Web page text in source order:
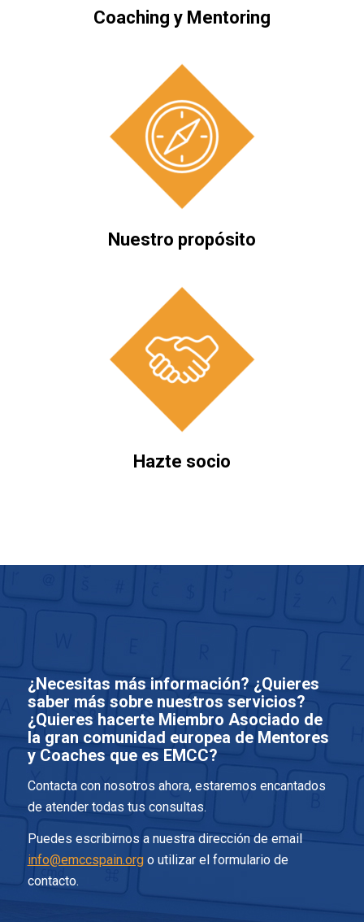
Coaching y Mentoring
Nuestro propósito
Hazte socio
¿Necesitas más información? ¿Quieres
saber más sobre nuestros servicios?
¿Quieres hacerte Miembro Asociado de
la gran comunidad europea de Mentores
y Coaches que es EMCC?
Contacta con nosotros ahora, estaremos encantados
de atender todas tus consultas.
Puedes escribirnos a nuestra dirección de email
info@emccspain.orgo utilizar el formulario de
contacto.